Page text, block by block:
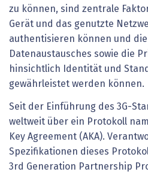
zu können, sind zentrale
Gerät und das genutzte
authentisieren können und
Datenaustausches sowie die
hinsichtlich Identität und
gewährleistet werden können.
Seit der Einführung des 3G-
weltweit über ein Protokoll
Key Agreement (AKA).
Spezifikationen dieses
3rd Generation Partnership